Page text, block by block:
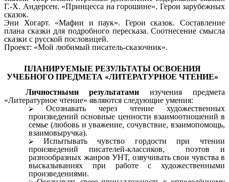
Г.-Х. Андерсен. «Принцесса на горошине». Герои зарубежных
сказок.
Эни Хогарт. «Мафии и паук». Герои сказок. Составление
плана сказки для подробного пересказа. Соотнесение смысла
сказки с русской пословицей.
Проект: «Мой любимый писатель-сказочник».
ПЛАНИРУЕМЫЕ РЕЗУЛЬТАТЫ ОСВОЕНИЯ
УЧЕБНОГО ПРЕДМЕТА «ЛИТЕРАТУРНОЕ ЧТЕНИЕ»
Личностными результатами изучения предмета
«Литературное чтение» являются следующие умения:
Осознавать через чтение художественных
произведений основные ценности взаимоотношений в
семье (любовь и уважение, сочувствие, взаимопомощь,
взаимовыручка).
Испытывать чувство гордости при чтении
произведений писателей-классиков, поэтов и
разнообразных жанров УНТ, озвучивать свои чувства в
высказываниях при работе с художественными
произведениями.